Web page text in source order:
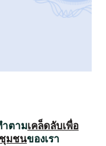
ำตามเคล็ดลับเพื่อ
มชนของเรา